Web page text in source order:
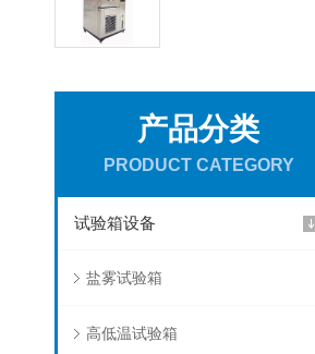
产品分类
PRODUCT CATEGORY
试验箱设备
盐雾试验箱
高低温试验箱